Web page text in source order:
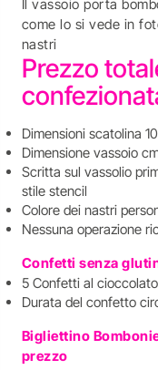
Il vassoio porta
come lo si vede in
nastri
Prezzo
Dimensioni scatolina
Dimensione vassoio
Scritta sul vassolio
stile stencil
Colore dei nastri
Nessuna operazione
Confetti senza
5 Confetti al
Durata del confetto
Bigliettino
prezzo